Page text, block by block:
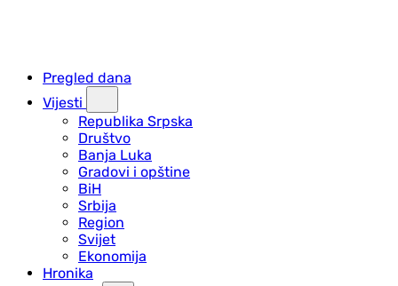
Pregled dana
Vijesti
Republika Srpska
Društvo
Banja Luka
Gradovi i opštine
BiH
Srbija
Region
Svijet
Ekonomija
Hronika